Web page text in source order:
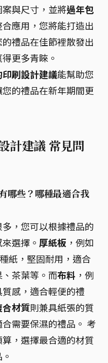
與尺寸，並將過年包
合應用，您將能打造出
禮品在佳節裡散發出
更多青睞。
刷設計建議能幫助您
的禮品在新年期間更
計建議 常見問
哪些？哪種最適合我
，您可以根據禮品的
選擇。 厚紙板 ，例如
紙，堅固耐用，適合
茶葉等。而布料 ，例
感，適合輕便的禮
合材質則兼具紙張的質
需要保濕的禮品。 考
，選擇最合適的材質